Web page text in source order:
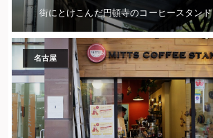
街にとけこんだ円頓寺のコーヒースタンド
名古屋